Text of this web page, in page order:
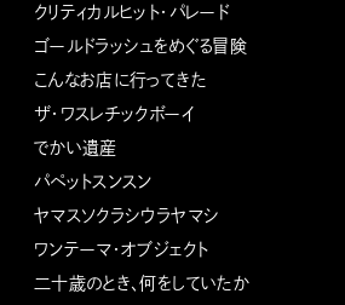
クリティカルヒット・パレード
ゴールドラッシュをめぐる冒険
こんなお店に行ってきた
ザ・ワスレチックボーイ
でかい遺産
パペットスンスン
ヤマスソクラシウラヤマシ
ワンテーマ・オブジェクト
二十歳のとき、何をしていたか